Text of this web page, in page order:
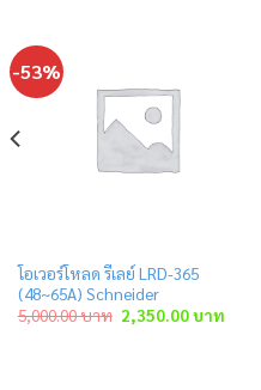
-53%
โอเวอร์โหลด รีเลย์ LRD-365
(48~65A) Schneider
5,000.00บาท Original
price
2,350.00บาท
price